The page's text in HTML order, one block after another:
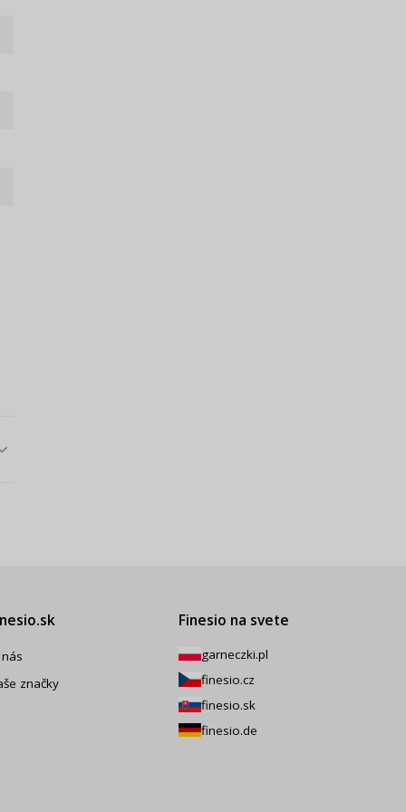
značky
Finesio na svete
garneczki.pl
finesio.cz
finesio.sk
finesio.de